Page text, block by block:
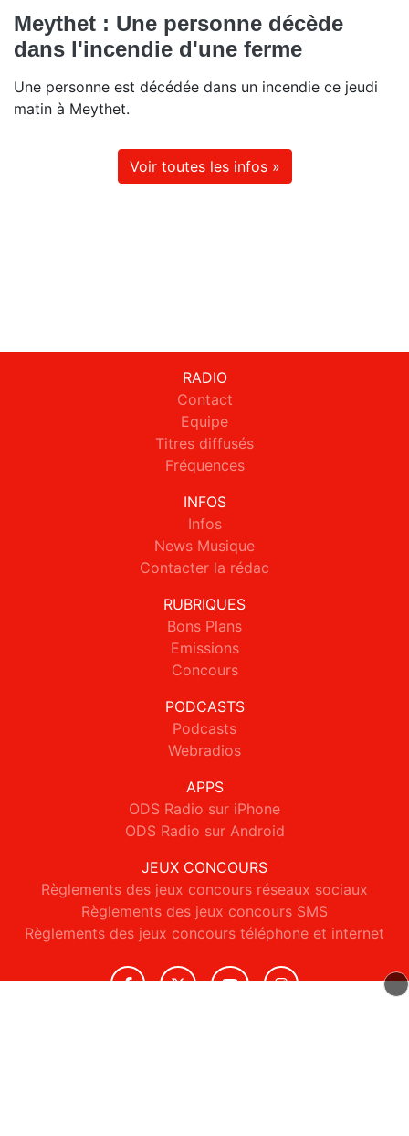
Meythet : Une personne décède
dans l'incendie d'une ferme
Une personne est décédée dans un incendie ce jeudi
matin à Meythet.
Voir toutes les infos »
RADIO
Contact
Equipe
Titres diffusés
Fréquences
INFOS
Infos
News Musique
Contacter la rédac
RUBRIQUES
Bons Plans
Emissions
Concours
PODCASTS
Podcasts
Webradios
APPS
ODS Radio sur iPhone
ODS Radio sur Android
JEUX CONCOURS
Règlements des jeux concours réseaux sociaux
Règlements des jeux concours SMS
Règlements des jeux concours téléphone et internet